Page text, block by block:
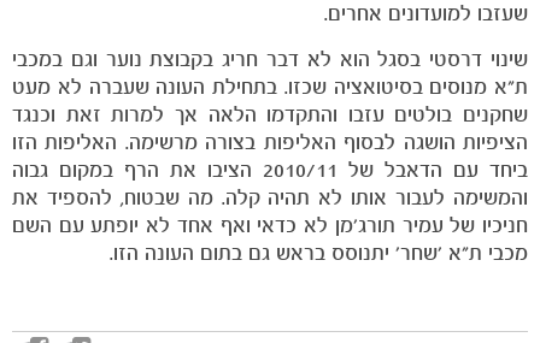
שעזבו למועדונים אחרים.
שינוי דרסטי בסגל הוא לא דבר חריג בקבוצת נוער וגם במכבי
ת"א מנוסים בסיטואציה שכזו. בתחילת העונה שעברה לא מעט
שחקנים בולטים עזבו והתקדמו הלאה אך למרות זאת וכנגד
הציפיות הושגה לבסוף האליפות בצורה מרשימה. האליפות הזו
ביחד עם הדאבל של 2010/11 הציבו את הרף במקום גבוה
והמשימה לעבור אותו לא תהיה קלה. מה שבטוח, להספיד את
חניכיו של עמיר תורג'מן לא כדאי ואף אחד לא יופתע עם השם
מכבי ת"א 'שחר' יתנוסס בראש גם בתום העונה הזו.